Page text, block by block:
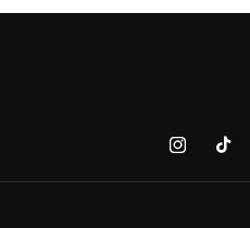
InstagramTiktok